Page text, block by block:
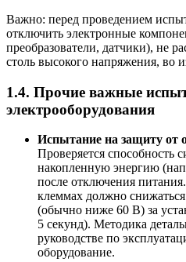
Важно: перед проведением
отключить электронные
преобразователи, датчики), не
столь высокого напряжения, во
1.4. Прочие важные
электрооборудования
Испытание на защиту от
Проверяется способность
накопленную энергию
после отключения
клеммах должно
(обычно ниже 60 В) за
5 секунд). Методика
руководстве по
оборудование.